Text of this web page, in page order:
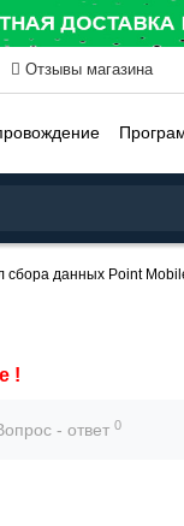
Отзывы магазина
сбора данных Point
!
- ответ 0